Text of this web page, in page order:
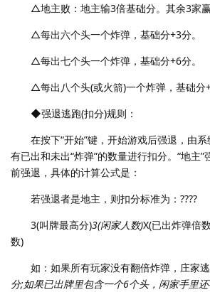
△地主败：地主输3倍基础分。其余3家赢
△每出六个头一个炸弹，基础分+3分。
△每出七个头一个炸弹，基础分+6分。
△每出八个头(或火箭)一个炸弹，基础分
◆强退逃跑(扣分)规则：
在按下“开始”键，开始游戏后强退，由系
有已出和未出“炸弹”的数量进行扣分。“地主”
前强退，具体的计算公式是：
若强退者是地主，则扣分标准为：????
3(叫牌最高分)3(闲家人数)X(已出炸弹倍
数)
如：如果所有玩家没有翻倍炸弹，庄家逃
分;如果已出牌里包含一个6个头，闲家手里